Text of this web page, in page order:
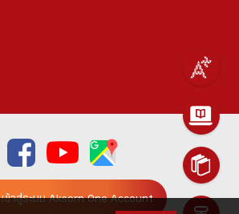
เข้าสู่ระบบ Aksorn One Account